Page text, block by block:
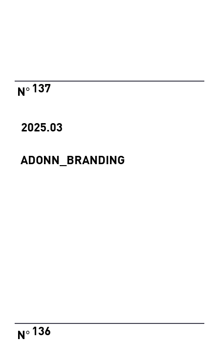
2025.03
ADONN_BRANDING
137
N°
136
N°